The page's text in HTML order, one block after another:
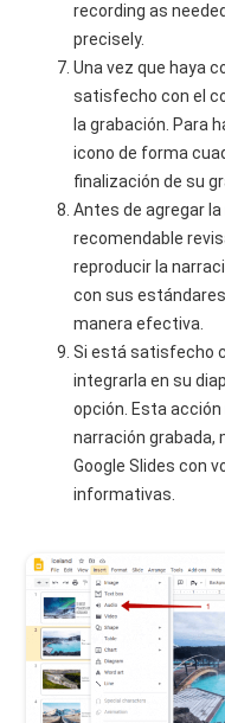
recording as
precisely.
Una vez que haya
satisfecho con el
la grabación. Para
icono de forma
finalización de su
Antes de agregar
recomendable
reproducir la
con sus
manera efectiva.
Si está satisfecho
integrarla en su
opción. Esta
narración grabada,
Google Slides con
informativas.